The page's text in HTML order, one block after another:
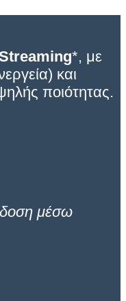
*, με
και
ποιότητας.
μέσω